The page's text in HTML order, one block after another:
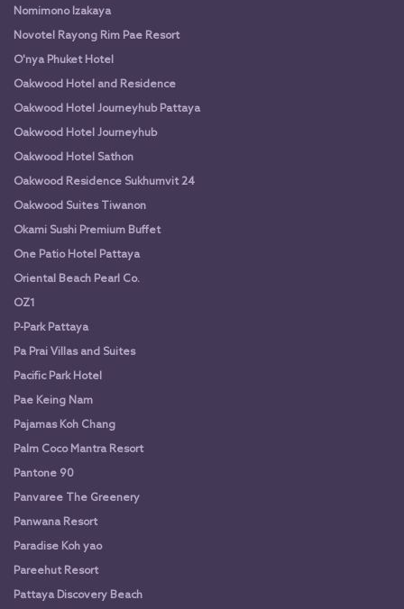
Nomimono Izakaya
Novotel Rayong Rim Pae Resort
O'nya Phuket Hotel
Oakwood Hotel and Residence
Oakwood Hotel Journeyhub Pattaya
Oakwood Hotel Journeyhub
Oakwood Hotel Sathon
Oakwood Residence Sukhumvit 24
Oakwood Suites Tiwanon
Okami Sushi Premium Buffet
One Patio Hotel Pattaya
Oriental Beach Pearl Co.
OZ1
P-Park Pattaya
Pa Prai Villas and Suites
Pacific Park Hotel
Pae Keing Nam
Pajamas Koh Chang
Palm Coco Mantra Resort
Pantone 90
Panvaree The Greenery
Panwana Resort
Paradise Koh yao
Pareehut Resort
Pattaya Discovery Beach